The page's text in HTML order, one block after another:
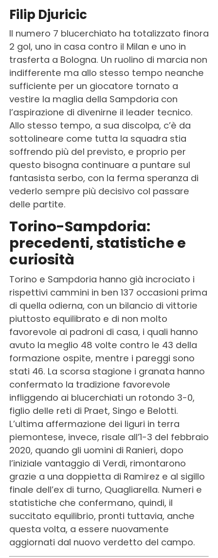
Filip Djuricic
Il numero 7 blucerchiato ha totalizzato finora
2 gol, uno in casa contro il Milan e uno in
trasferta a Bologna. Un ruolino di marcia non
indifferente ma allo stesso tempo neanche
sufficiente per un giocatore tornato a
vestire la maglia della Sampdoria con
l’aspirazione di divenirne il leader tecnico.
Allo stesso tempo, a sua discolpa, c’è da
sottolineare come tutta la squadra stia
soffrendo più del previsto, e proprio per
questo bisogna continuare a puntare sul
fantasista serbo, con la ferma speranza di
vederlo sempre più decisivo col passare
delle partite.
Torino-Sampdoria:
precedenti, statistiche e
curiosità
Torino e Sampdoria hanno già incrociato i
rispettivi cammini in ben 137 occasioni prima
di quella odierna, con un bilancio di vittorie
piuttosto equilibrato e di non molto
favorevole ai padroni di casa, i quali hanno
avuto la meglio 48 volte contro le 43 della
formazione ospite, mentre i pareggi sono
stati 46. La scorsa stagione i granata hanno
confermato la tradizione favorevole
infliggendo ai blucerchiati un rotondo 3-0,
figlio delle reti di Praet, Singo e Belotti.
L’ultima affermazione dei liguri in terra
piemontese, invece, risale all’1-3 del febbraio
2020, quando gli uomini di Ranieri, dopo
l’iniziale vantaggio di Verdi, rimontarono
grazie a una doppietta di Ramirez e al sigillo
finale dell’ex di turno, Quagliarella. Numeri e
statistiche che confermano, quindi, il
succitato equilibrio, pronti tuttavia, anche
questa volta, a essere nuovamente
aggiornati dal nuovo verdetto del campo.